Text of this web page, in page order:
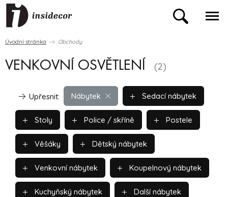
Úvodní stránka Obchody
VENKOVNÍ OSVĚTLENÍ (2)
Nábytek
Upřesnit: Sedací nábytek
Stoly Police / skříně Postele
Věšáky Dětský nábytek
Venkovní nábytek Koupelnový nábytek
Kuchyňský nábytek Další nábytek